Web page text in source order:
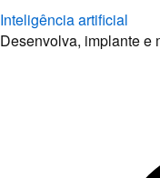
Inteligência artificial
Desenvolva, implante e